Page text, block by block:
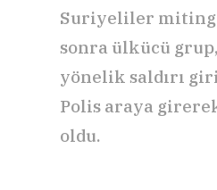
Suriyeliler miting
sonra ülkücü
yönelik saldırı
Polis araya
oldu.